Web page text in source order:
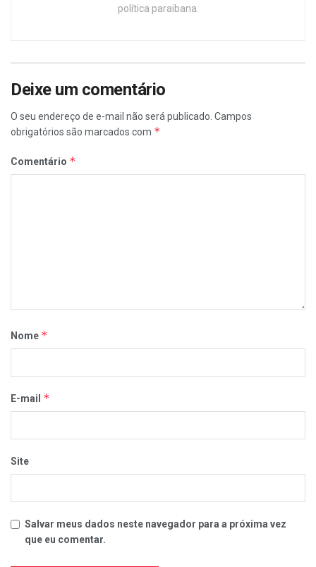
política paraibana.
Deixe um comentário
O seu endereço de e-mail não será publicado. Campos
obrigatórios são marcados com *
Comentário *
Nome *
E-mail *
Site
Salvar meus dados neste navegador para a próxima vez
que eu comentar.